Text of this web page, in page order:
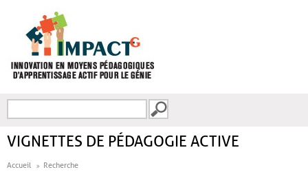
FORMULAIRE DE
VIGNETTES DE PÉDAGOGIE ACTIVE
Accueil Recherche